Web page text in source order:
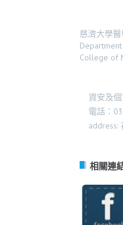
慈濟大學
College of
資安及
電話：
address:
相關連